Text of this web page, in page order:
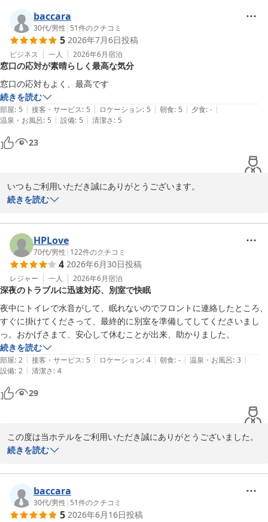
またのご利用をお待ちしております。
フロント　井村
くれたけインセントラル浜松
2026-07-06
baccara
30代/男性 | 51件のクチコミ
5 2026年7月6日投稿
ビジネス 一人 2026年6月宿泊
窓口の応対が素晴らしく最高な気分
窓口の応対もよく、最高です
続きを読む
部屋: 5 | 接客・サービス: 5 | ロケーション: 5 | 朝食: 5 | 夕食: - |
温泉・お風呂: 5 | 設備: 5 | 清潔さ: 5
23
いつもご利用いただき誠にありがとうございます。
接客対応にお褒めのお言葉をいただき大変嬉しく思います。
いります。
またのご利用をお待ちしております。
フロント　井村
くれたけインセントラル浜松
2026-07-06
続きを読む
HPLove
70代/男性 | 122件のクチコミ
4 2026年6月30日投稿
レジャー 一人 2026年6月宿泊
深夜のトラブルに迅速対応、別室で快眠
夜中にトイレで水音がして、眠れないのでフロントに連絡したところ、
すぐに掛けてくださって、最終的に別室を準備してしてくださいまし
っ。おかげさまて、安心して休むことが出来、助かりました。
続きを読む
部屋: 2 | 接客・サービス: 5 | ロケーション: 4 | 朝食: - | 温泉・お風呂: 3 |
設備: 2 | 清潔さ: 4
29
この度は当ホテルをご利用いただき誠にありがとうございました。
トイレの水音によりお休みを妨げてしまったこと誠に申し訳けござ
移動していただきましたがゆっくり
お休みできたようで何よりでございました。
今後もお客様が快適に過ごしていただけるようサービス向上に努め
てまいります。
続きを読む
baccara
30代/男性 | 51件のクチコミ
5 2026年6月16日投稿